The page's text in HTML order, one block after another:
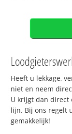
Heeft u lekkage,
niet en neem
U krijgt dan
lijn. Bij ons regelt
gemakkelijk!